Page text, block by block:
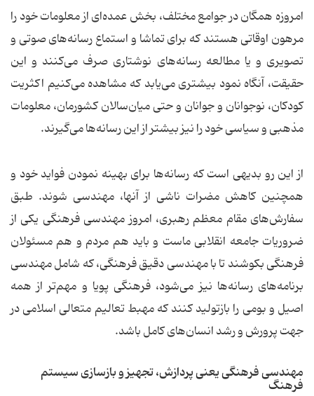
امروزه همگان در جوامع مختلف، بخش عمده‌ای از معلومات خود را
مرهون اوقاتی هستند که برای تماشا و استماع رسانه‌های صوتی و
تصویری و یا مطالعه رسانه‌های نوشتاری صرف می‌کنند و این
حقیقت، آنگاه نمود بیشتری می‌یابد که مشاهده می‌کنیم اکثریت
کودکان، نوجوانان و جوانان و حتی میان‌سالان کشورمان، معلومات
مذهبی و سیاسی خود را نیز بیشتر از این رسانه‌ها می‌گیرند.
از این رو بدیهی است که رسانه‌ها برای بهینه نمودن فواید خود و
همچنین کاهش مضرات ناشی از آنها، مهندسی شوند. طبق
سفارش‌های مقام معظم رهبری، امروز مهندسی فرهنگی یکی از
ضروریات جامعه انقلابی ماست و باید هم مردم و هم مسئولان
فرهنگی بکوشند تا با مهندسی دقیق فرهنگی، که شامل مهندسی
برنامه‌های رسانه‌ها نیز می‌شود، فرهنگی پویا و مهم‌تر از همه
اصیل و بومی را باز‌تولید کنند که مهبط تعالیم متعالی اسلامی در
جهت پرورش و رشد انسان‌های کامل باشد.
مهندسی فرهنگی یعنی پردازش، تجهیز و بازسازی سیستم
فرهنگ